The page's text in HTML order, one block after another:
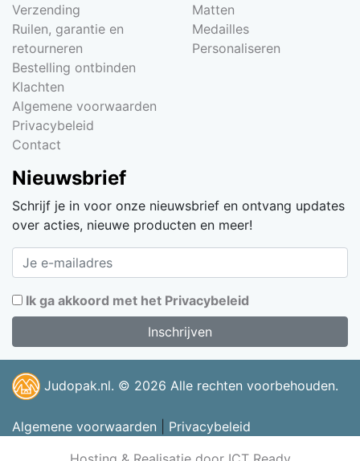
Verzending
Ruilen, garantie en
retourneren
Bestelling ontbinden
Klachten
Algemene voorwaarden
Privacybeleid
Contact
Matten
Medailles
Personaliseren
Nieuwsbrief
Schrijf je in voor onze nieuwsbrief en ontvang updates
over acties, nieuwe producten en meer!
Ik ga akkoord met het Privacybeleid
Judopak.nl. © 2026 Alle rechten voorbehouden.
Algemene voorwaarden
Privacybeleid